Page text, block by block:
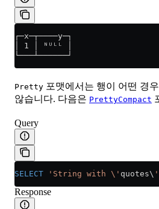
┌─x─┬────y─┐
│ 1 │ ᴺᵁᴸᴸ │
└───┴──────┘
Pretty 포맷에서는 행이 어떤 경
않습니다. 다음은 PrettyCompact
Query
SELECT 'String with \' quotes\
Response